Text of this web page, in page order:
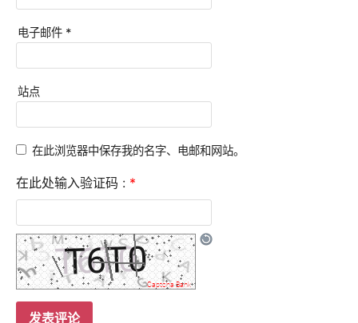
电子邮件 *
站点
在此浏览器中保存我的名字、电邮和网站。
在此处输入验证码 : *